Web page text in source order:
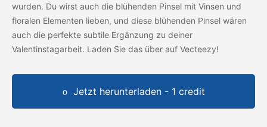
wurden. Du wirst auch die blühenden Pinsel mit Vinsen und
floralen Elementen lieben, und diese blühenden Pinsel wären
auch die perfekte subtile Ergänzung zu deiner
Valentinstagarbeit. Laden Sie das über auf Vecteezy!
Jetzt herunterladen - 1 credit